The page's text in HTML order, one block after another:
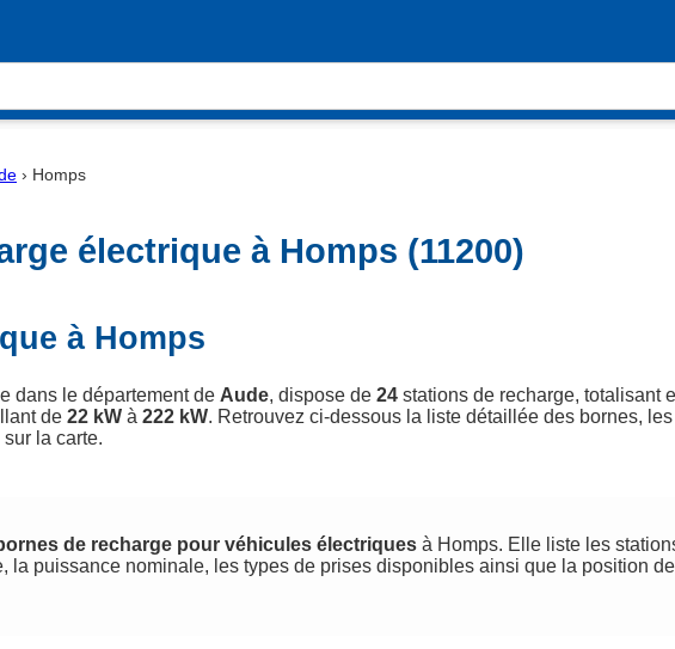
› Homps
électrique à Homps (11200)
à Homps
dans le département de Aude, dispose de 24 stations de recharge, totalisant
de 22 kW à 222 kW. Retrouvez ci-dessous la liste détaillée des bornes,
la carte.
de recharge pour véhicules électriques à Homps. Elle liste les
la puissance nominale, les types de prises disponibles ainsi que la position